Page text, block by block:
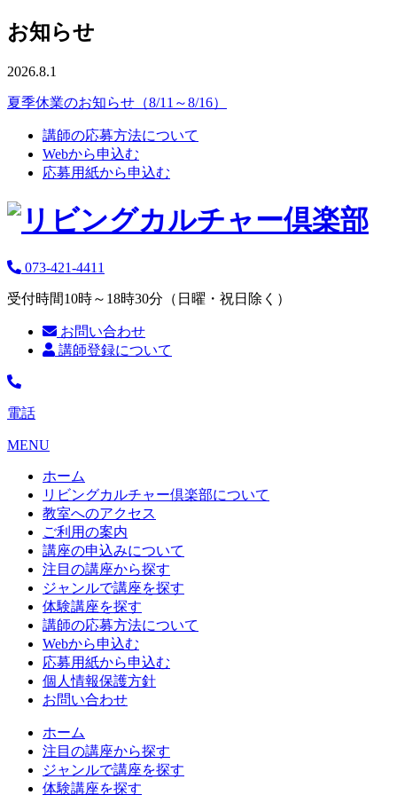
お知らせ
2026.8.1
夏季休業のお知らせ（8/11～8/16）
講師の応募方法について
Webから申込む
応募用紙から申込む
073-421-4411
受付時間10時～18時30分（日曜・祝日除く）
お問い合わせ
講師登録について
電話
MENU
ホーム
リビングカルチャー倶楽部について
教室へのアクセス
ご利用の案内
講座の申込みについて
注目の講座から探す
ジャンルで講座を探す
体験講座を探す
講師の応募方法について
Webから申込む
応募用紙から申込む
個人情報保護方針
お問い合わせ
ホーム
注目の講座から探す
ジャンルで講座を探す
体験講座を探す